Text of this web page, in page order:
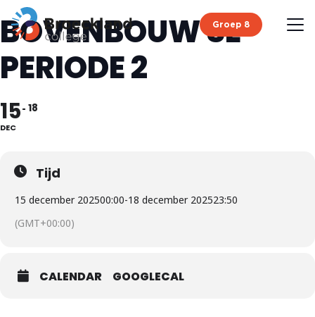
Groep 8
BOVENBOUW SE
PERIODE 2
15
DEC
18
Tijd
15 december 202500:00-18 december 202523:50
(GMT+00:00)
CALENDAR GOOGLECAL